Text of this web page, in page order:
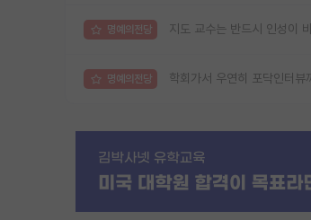
명예의전당 지도 교수는 반드시 인성이
명예의전당 학회가서 우연히 포닥인터뷰